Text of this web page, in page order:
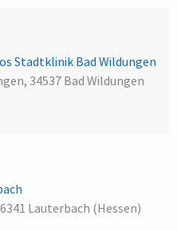
Stadtklinik Bad Wildungen
34537 Bad Wildungen
Lauterbach (Hessen)